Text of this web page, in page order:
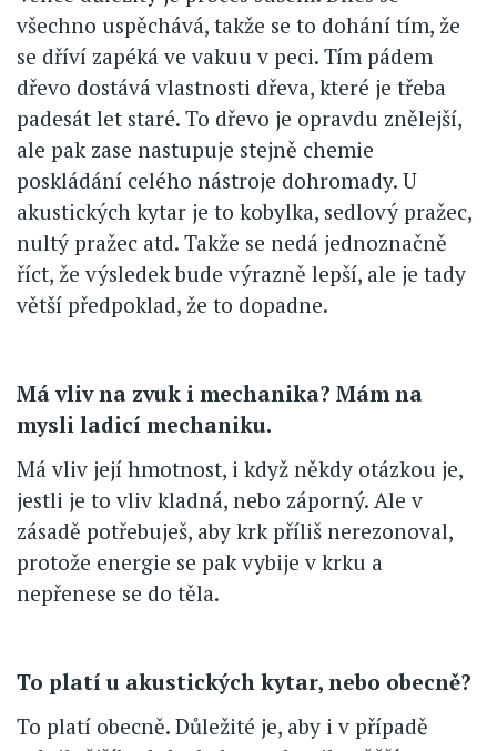
všechno uspěchává, takže se to dohání tím, že
se dříví zapéká ve vakuu v peci. Tím pádem
dřevo dostává vlastnosti dřeva, které je třeba
padesát let staré. To dřevo je opravdu znělejší,
ale pak zase nastupuje stejně chemie
poskládání celého nástroje dohromady. U
akustických kytar je to kobylka, sedlový pražec,
nultý pražec atd. Takže se nedá jednoznačně
říct, že výsledek bude výrazně lepší, ale je tady
větší předpoklad, že to dopadne.
Má vliv na zvuk i mechanika? Mám na
mysli ladicí mechaniku.
Má vliv její hmotnost, i když někdy otázkou je,
jestli je to vliv kladná, nebo záporný. Ale v
zásadě potřebuješ, aby krk příliš nerezonoval,
protože energie se pak vybije v krku a
nepřenese se do těla.
To platí u akustických kytar, nebo obecně?
To platí obecně. Důležité je, aby i v případě